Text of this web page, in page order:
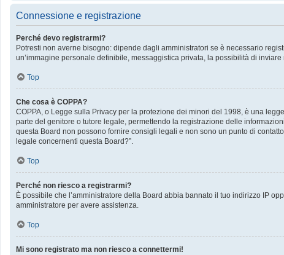
Connessione e registrazione
Perché devo registrarmi?
Potresti non averne bisogno: dipende dagli amministratori se è necessario
un’immagine personale definibile, messaggistica privata, la possibilità di
Top
Che cosa è COPPA?
COPPA, o Legge sulla Privacy per la protezione dei minori del 1998, è una
parte del genitore o tutore legale, permettendo la registrazione delle
questa Board non possono fornire consigli legali e non sono un punto di
legale concernenti questa Board?”.
Top
Perché non riesco a registrarmi?
È possibile che l’amministratore della Board abbia bannato il tuo indirizzo IP
amministratore per avere assistenza.
Top
Mi sono registrato ma non riesco a connettermi!